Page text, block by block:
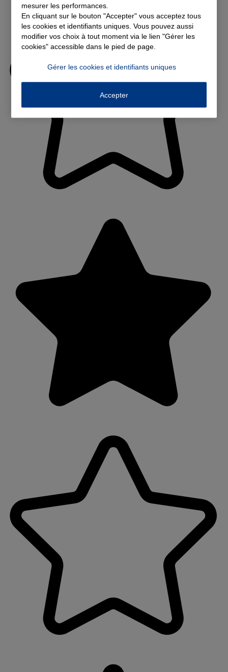
mesurer les performances.
En cliquant sur le bouton "Accepter" vous acceptez tous
les cookies et identifiants uniques. Vous pouvez aussi
modifier vos choix à tout moment via le lien "Gérer les
cookies" accessible dans le pied de page.
Gérer les cookies et identifiants uniques
Accepter